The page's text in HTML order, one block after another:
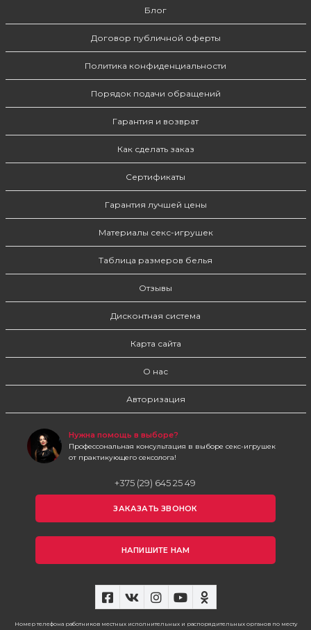
Блог
Договор публичной оферты
Политика конфиденциальности
Порядок подачи обращений
Гарантия и возврат
Как сделать заказ
Сертификаты
Гарантия лучшей цены
Материалы секс-игрушек
Таблица размеров белья
Отзывы
Дисконтная система
Карта сайта
О нас
Авторизация
Нужна помощь в выборе?
Профессональная консультация в выборе секс-игрушек
от практикующего сексолога!
+375 (29) 645 25 49
ЗАКАЗАТЬ ЗВОНОК
НАПИШИТЕ НАМ
Номер телефона работников местных исполнительных и распорядительных органов по месту